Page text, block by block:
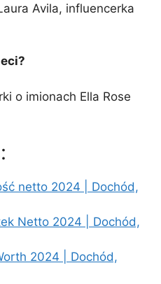
Avila, influencerka
o imionach Ella Rose
netto 2024 | Dochód,
Netto 2024 | Dochód,
2024 | Dochód,